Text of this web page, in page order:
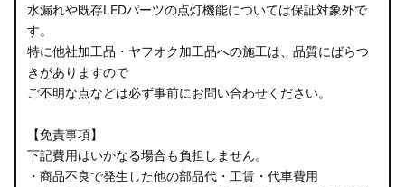
水漏れや既存LEDパーツの点灯機能については保証対象外で
す。
特に他社加工品・ヤフオク加工品への施工は、品質にばらつ
きがありますので
ご不明な点などは必ず事前にお問い合わせください。
【免責事項】
下記費用はいかなる場合も負担しません。
・商品不良で発生した他の部品代・工賃・代車費用